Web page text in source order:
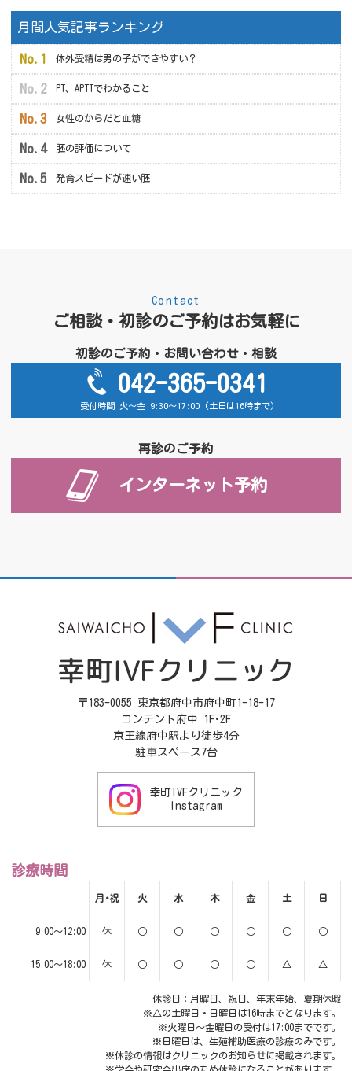
月間人気記事ランキング
体外受精は男の子ができやすい？
PT、APTTでわかること
女性のからだと血糖
胚の評価について
発育スピードが速い胚
ご相談・初診のご予約はお気軽に
Contact
初診のご予約・お問い合わせ・相談
042-365-0341
受付時間 火～金 9:30～17:00 (土日は16時まで)
再診のご予約
インターネット予約
〒183-0055 東京都府中市府中町1-18-17
コンテント府中 1F･2F
京王線府中駅より徒歩4分
駐車スペース7台
幸町IVFクリニック
Instagram
診療時間
月･祝 火 水 木 金 土 日
9:00～12:00 休 ○ ○ ○ ○ ○ ○
15:00～18:00 休 ○ ○ ○ ○ △ △
休診日：月曜日、祝日、年末年始、夏期休暇
※△の土曜日・日曜日は16時までとなります。
※火曜日～金曜日の受付は17:00までです。
※日曜日は、生殖補助医療の診療のみです。
※休診の情報はクリニックのお知らせに掲載されます。